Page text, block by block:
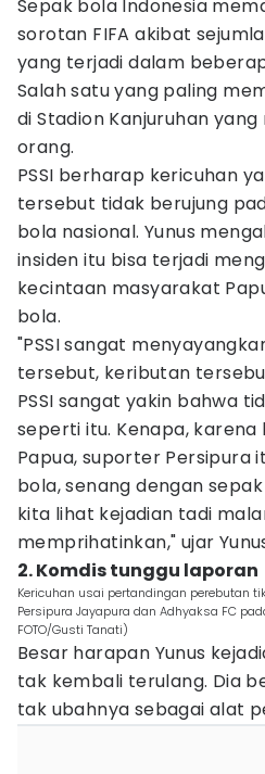
Sepak bola Indonesia
sorotan FIFA akibat
yang terjadi dalam
Salah satu yang paling
di Stadion Kanjuruhan yang
orang.
PSSI berharap kericuhan
tersebut tidak berujung
bola nasional. Yunus
insiden itu bisa terjadi
kecintaan masyarakat
bola.
"PSSI sangat
tersebut, keributan
PSSI sangat yakin bahwa
seperti itu. Kenapa,
Papua, suporter Persipura
bola, senang dengan
kita lihat kejadian tadi
memprihatinkan," ujar
2. Komdis tunggu laporan
Kericuhan usai pertandingan perebutan
Persipura Jayapura dan Adhyaksa FC
FOTO/Gusti Tanati)
Besar harapan Yunus
tak kembali terulang. Dia
tak ubahnya sebagai alat